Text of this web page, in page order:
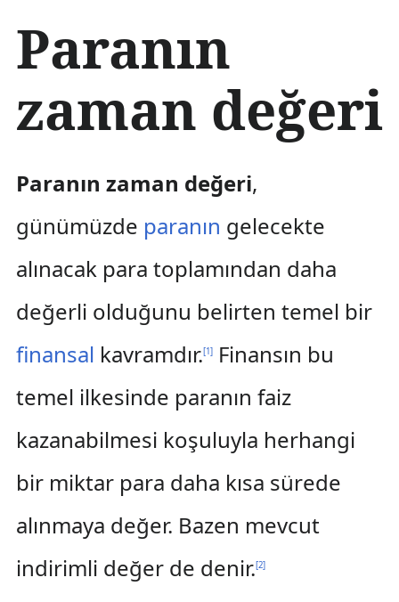
ç
r
ğ
e
Paranın
zaman değeri
Paranın zaman değeri,
günümüzde paranın gelecekte
alınacak para toplamından daha
değerli olduğunu belirten temel bir
finansal kavramdır.[1]Finansın bu
temel ilkesinde paranın faiz
kazanabilmesi koşuluyla herhangi
bir miktar para daha kısa sürede
alınmaya değer. Bazen mevcut
indirimli değer de denir.[2]